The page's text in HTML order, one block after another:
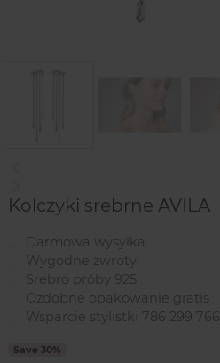
Kolczyki srebrne AVILA
Darmowa wysyłka
Wygodne zwroty
Srebro próby 925
Ozdobne opakowanie gratis
Wsparcie stylistki 786 299 766
Save 30%